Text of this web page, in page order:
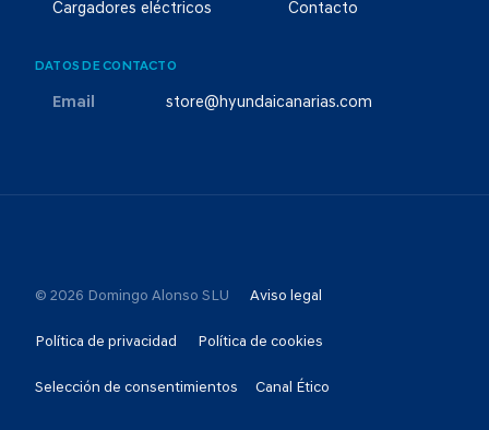
Cargadores eléctricos Contacto
DATOS DE CONTACTO
Email store@hyundaicanarias.com
© 2026 Domingo Alonso SLU Aviso legal
Política de privacidad Política de cookies
Selección de consentimientos Canal Ético